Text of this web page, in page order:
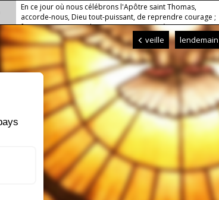
En ce jour où nous célébrons l'Apôtre saint Thomas,
accorde-nous, Dieu tout-puissant, de reprendre courage ;
fais que nous ayons la vie en comprenant à notre tour que
Jésus Christ est Seigneur. Lui qui règne.veille lendemain